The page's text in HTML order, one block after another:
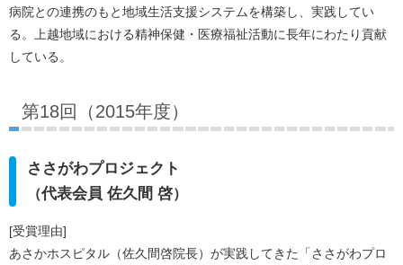
病院との連携のもと地域生活支援システムを構築し、実践してい
る。上越地域における精神保健・医療福祉活動に長年にわたり貢献
している。
第18回（2015年度）
ささがわプロジェクト
（代表会員 佐久間 啓）
[受賞理由]
あさかホスピタル（佐久間啓院長）が実践してきた「ささがわプロ